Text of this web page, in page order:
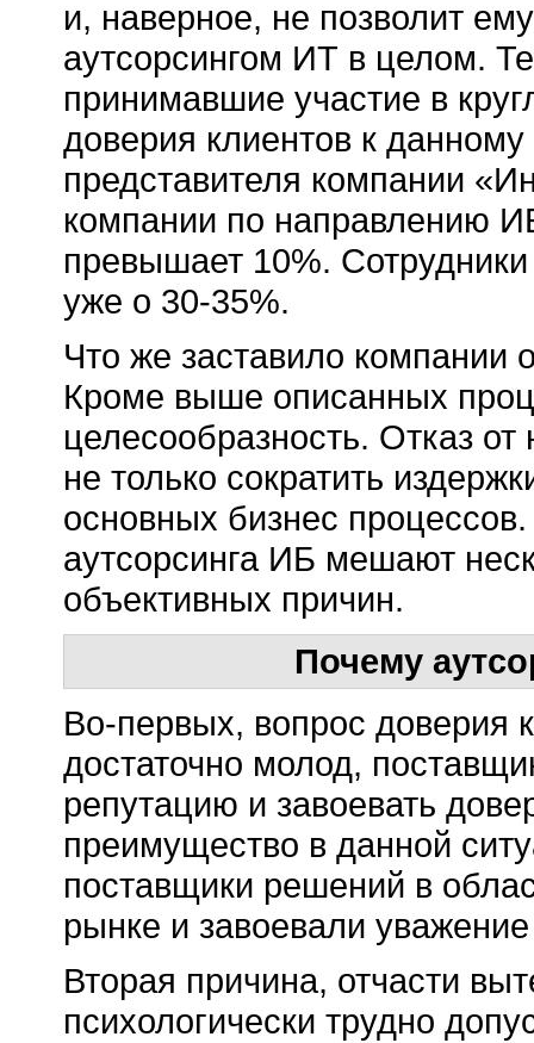
и, наверное, не позволит
аутсорсингом ИТ в целом.
принимавшие участие в
доверия клиентов к
представителя компании
компании по направлению
превышает 10%.
уже о 30-35%.
Что же заставило компании
Кроме выше описанных
целесообразность. Отказ
не только сократить
основных бизнес
аутсорсинга ИБ мешают
объективных причин.
Почему
Во-первых, вопрос доверия
достаточно молод,
репутацию и завоевать
преимущество в данной
поставщики решений в
рынке и завоевали
Вторая причина, отчасти
психологически трудно